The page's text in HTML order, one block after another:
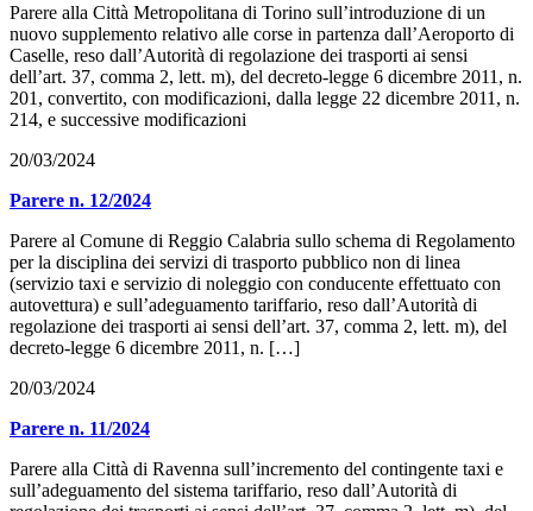
Parere alla Città Metropolitana di Torino sull’introduzione di un
nuovo supplemento relativo alle corse in partenza dall’Aeroporto di
Caselle, reso dall’Autorità di regolazione dei trasporti ai sensi
dell’art. 37, comma 2, lett. m), del decreto-legge 6 dicembre 2011, n.
201, convertito, con modificazioni, dalla legge 22 dicembre 2011, n.
214, e successive modificazioni
20/03/2024
Parere n. 12/2024
Parere al Comune di Reggio Calabria sullo schema di Regolamento
per la disciplina dei servizi di trasporto pubblico non di linea
(servizio taxi e servizio di noleggio con conducente effettuato con
autovettura) e sull’adeguamento tariffario, reso dall’Autorità di
regolazione dei trasporti ai sensi dell’art. 37, comma 2, lett. m), del
decreto-legge 6 dicembre 2011, n. […]
20/03/2024
Parere n. 11/2024
Parere alla Città di Ravenna sull’incremento del contingente taxi e
sull’adeguamento del sistema tariffario, reso dall’Autorità di